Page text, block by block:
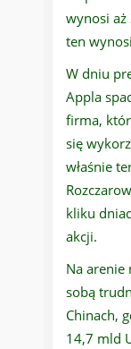
wynosi aż
ten
W dniu
Appla
firma,
się
właśnie
kliku
akcji.
Na arenie
sobą
Chinach,
14,7 mld